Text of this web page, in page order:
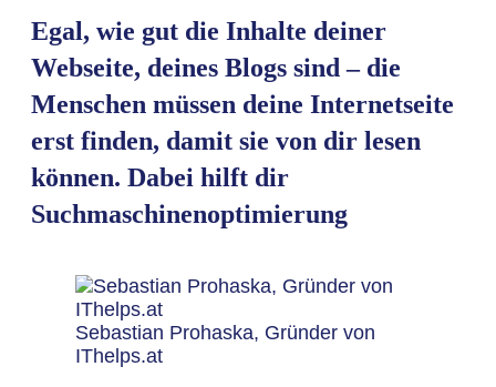
Egal, wie gut die Inhalte deiner
Webseite, deines Blogs sind – die
Menschen müssen deine Internetseite
erst finden, damit sie von dir lesen
können. Dabei hilft dir
Suchmaschinenoptimierung
Sebastian Prohaska, Gründer von
IThelps.at